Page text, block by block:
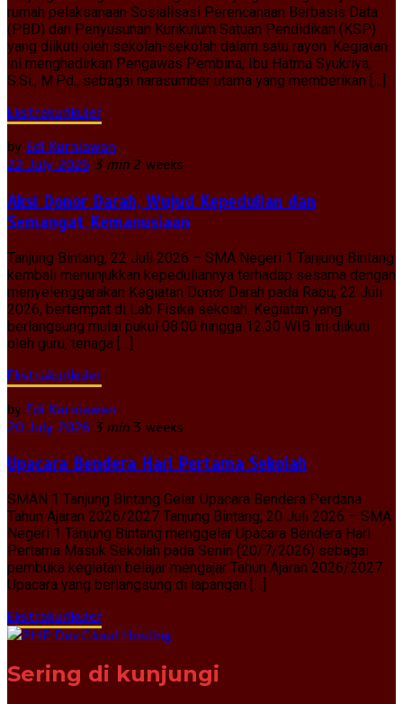
rumah pelaksanaan Sosialisasi Perencanaan Berbasis Data
(PBD) dan Penyusunan Kurikulum Satuan Pendidikan (KSP)
yang diikuti oleh sekolah-sekolah dalam satu rayon. Kegiatan
ini menghadirkan Pengawas Pembina, Ibu Hatma Syukriya,
S.Si., M.Pd., sebagai narasumber utama yang memberikan […]
Ekstrakurikuler
by Edi Kurniawan
22 July 2026 3 min 2 weeks
Aksi Donor Darah, Wujud Kepedulian dan
Semangat Kemanusiaan
Tanjung Bintang, 22 Juli 2026 – SMA Negeri 1 Tanjung Bintang
kembali menunjukkan kepeduliannya terhadap sesama dengan
menyelenggarakan Kegiatan Donor Darah pada Rabu, 22 Juli
2026, bertempat di Lab Fisika sekolah. Kegiatan yang
berlangsung mulai pukul 08.00 hingga 12.30 WIB ini diikuti
oleh guru, tenaga […]
Ekstrakurikuler
by Edi Kurniawan
20 July 2026 3 min 3 weeks
Upacara Bendera Hari Pertama Sekolah
SMAN 1 Tanjung Bintang Gelar Upacara Bendera Perdana
Tahun Ajaran 2026/2027 Tanjung Bintang, 20 Juli 2026 – SMA
Negeri 1 Tanjung Bintang menggelar Upacara Bendera Hari
Pertama Masuk Sekolah pada Senin (20/7/2026) sebagai
pembuka kegiatan belajar mengajar Tahun Ajaran 2026/2027.
Upacara yang berlangsung di lapangan […]
Ekstrakurikuler
Sering di kunjungi